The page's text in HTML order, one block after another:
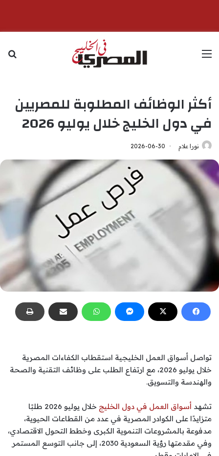
القائمة
أكثر الوظائف المطلوبة للمصريين
في دول الخليج خلال يوليو 2026
نورا علام 2026-06-30
تواصل أسواق العمل الخليجية استقطاب الكفاءات المصرية
خلال يوليو 2026، مع ارتفاع الطلب على وظائف التقنية والصحة
والهندسة والتسويق.
تشهد أسواق العمل في دول الخليج
خلال يوليو 2026 طلبًا
متزايدًا على الكوادر المصرية في عدد من القطاعات الحيوية،
مدفوعة بالمشروعات التنموية الكبرى وخطط التحول الاقتصادي،
وفي مقدمتها رؤية السعودية 2030، إلى جانب التوسع المستمر